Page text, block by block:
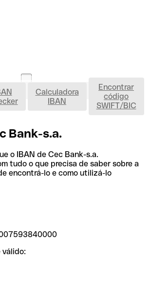
IBAN
Calculadora
IBAN
Encontrar
código
SWIFT/BIC
Bank-s.a.
o IBAN de Cec Bank-s.a.
tudo o que precisa de saber sobre a
encontrá-lo e como utilizá-lo
válido: